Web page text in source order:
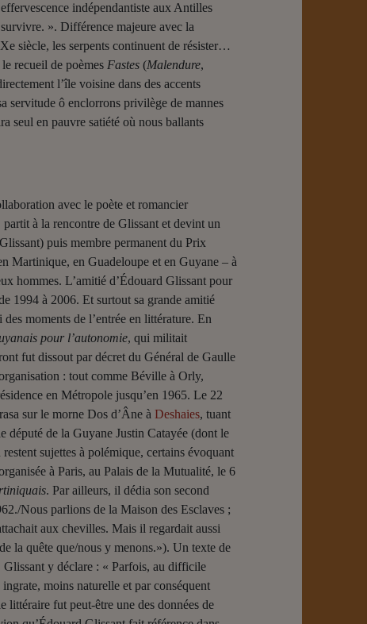
indépendantiste aux Antilles
». Différence majeure avec la
siècle, les serpents continuent de résister…
recueil de poèmes Fastes (Malendure,
l’île voisine dans des accents
servitude ô enclorrons privilège de mannes
seul en pauvre satiété où nous ballants
avec le poète et romancier
à la rencontre de Glissant et devint un
puis membre permanent du Prix
Martinique, en Guadeloupe et en Guyane – à
hommes. L’amitié d’Édouard Glissant pour
1994 à 2006. Et surtout sa grande amitié
moments de l’entrée en littérature. En
pour l’autonomie, qui militait
fut dissout par décret du Général de Gaulle
: tout comme Béville à Orly,
en Métropole jusqu’en 1965. Le 22
sur le morne Dos d’Âne à Deshaies, tuant
député de la Guyane Justin Catayée (dont le
sujettes à polémique, certains évoquant
à Paris, au Palais de la Mutualité, le 6
. Par ailleurs, il dédia son second
Nous parlions de la Maison des Esclaves ;
aux chevilles. Mais il regardait aussi
la quête que/nous y menons.»). Un texte de
Glissant y déclare : « Parfois, au difficile
moins naturelle et par conséquent
littéraire fut peut-être une des données de